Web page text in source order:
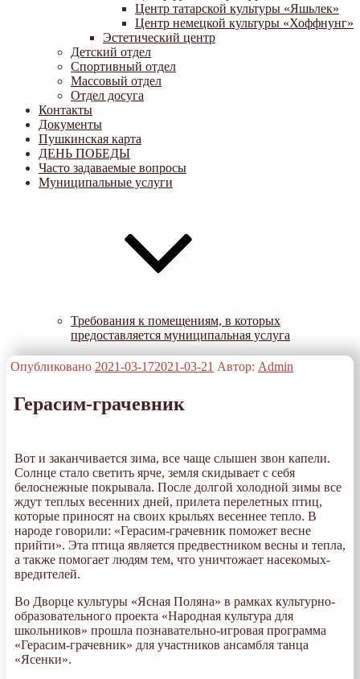
Центр татарской культуры «Яшьлек»
Центр немецкой культуры «Хоффнунг»
Эстетический центр
Детский отдел
Спортивный отдел
Массовый отдел
Отдел досуга
Контакты
Документы
Пушкинская карта
ДЕНЬ ПОБЕДЫ
Часто задаваемые вопросы
Муниципальные услуги
Требования к помещениям, в которых
предоставляется муниципальная услуга
Опубликовано 2021-03-172021-03-21 Автор: Admin
Герасим-грачевник
Вот и заканчивается зима, все чаще слышен звон капели.
Солнце стало светить ярче, земля скидывает с себя
белоснежные покрывала. После долгой холодной зимы все
ждут теплых весенних дней, прилета перелетных птиц,
которые приносят на своих крыльях весеннее тепло. В
народе говорили: «Герасим-грачевник поможет весне
прийти». Эта птица является предвестником весны и тепла,
а также помогает людям тем, что уничтожает насекомых-
вредителей.
Во Дворце культуры «Ясная Поляна» в рамках культурно-
образовательного проекта «Народная культура для
школьников» прошла познавательно-игровая программа
«Герасим-грачевник» для участников ансамбля танца
«Ясенки».